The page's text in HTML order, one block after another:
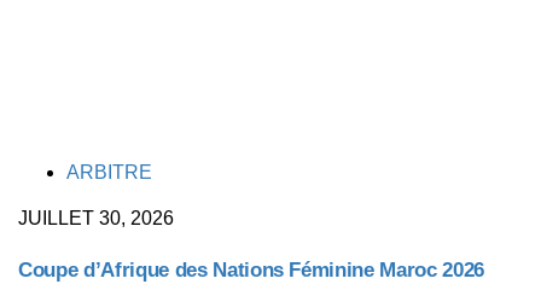
TAGSARBITRE
JUILLET 30, 2026
Coupe d’Afrique des Nations Féminine Maroc 2026